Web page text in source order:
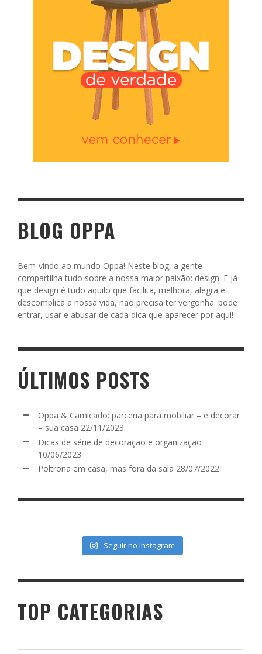
BLOG OPPA
Bem-vindo ao mundo Oppa! Neste blog, a gente
compartilha tudo sobre a nossa maior paixão: design. E já
que design é tudo aquilo que facilita, melhora, alegra e
descomplica a nossa vida, não precisa ter vergonha: pode
entrar, usar e abusar de cada dica que aparecer por aqui!
ÚLTIMOS POSTS
Oppa & Camicado: parceria para mobiliar – e decorar
– sua casa 22/11/2023
Dicas de série de decoração e organização
10/06/2023
Poltrona em casa, mas fora da sala 28/07/2022
Seguir no Instagram
TOP CATEGORIAS